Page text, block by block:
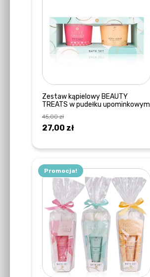
Zestaw kąpielowy BEAUTY
TREATS w pudełku upominkowym
45,00zł
Pierwotna
wynosiła:
45,00 zł.
27,00 złAktualna
wynosi:
27,00 zł.
Promocja!